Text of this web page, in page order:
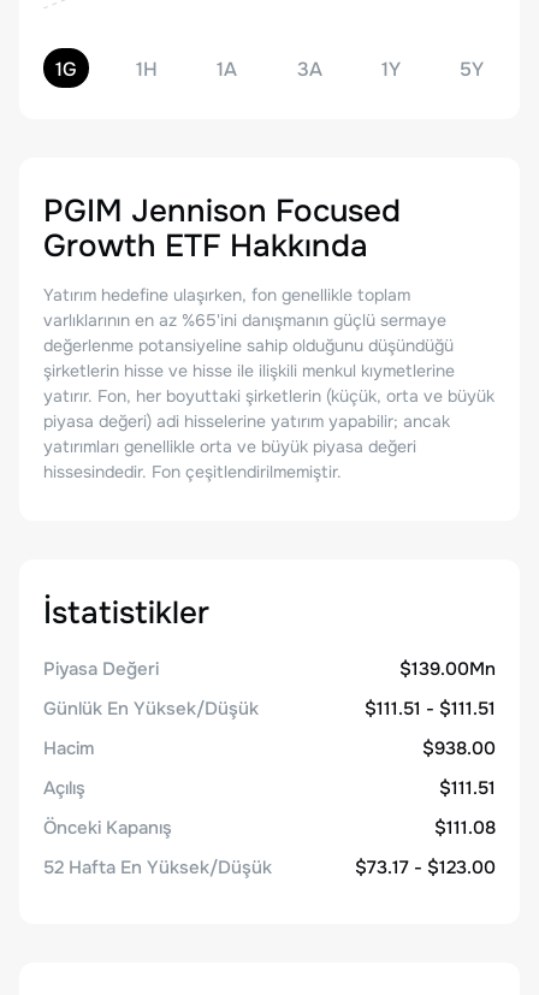
1G 1H 1A 3A 1Y 5Y
PGIM Jennison Focused
Growth ETF Hakkında
Yatırım hedefine ulaşırken, fon genellikle toplam
varlıklarının en az %65'ini danışmanın güçlü sermaye
değerlenme potansiyeline sahip olduğunu düşündüğü
şirketlerin hisse ve hisse ile ilişkili menkul kıymetlerine
yatırır. Fon, her boyuttaki şirketlerin (küçük, orta ve büyük
piyasa değeri) adi hisselerine yatırım yapabilir; ancak
yatırımları genellikle orta ve büyük piyasa değeri
hissesindedir. Fon çeşitlendirilmemiştir.
İstatistikler
Piyasa Değeri
$139.00Mn
Günlük En Yüksek/Düşük
$111.51 - $111.51
Hacim
$938.00
Açılış
$111.51
Önceki Kapanış
$111.08
52 Hafta En Yüksek/Düşük
$73.17 - $123.00